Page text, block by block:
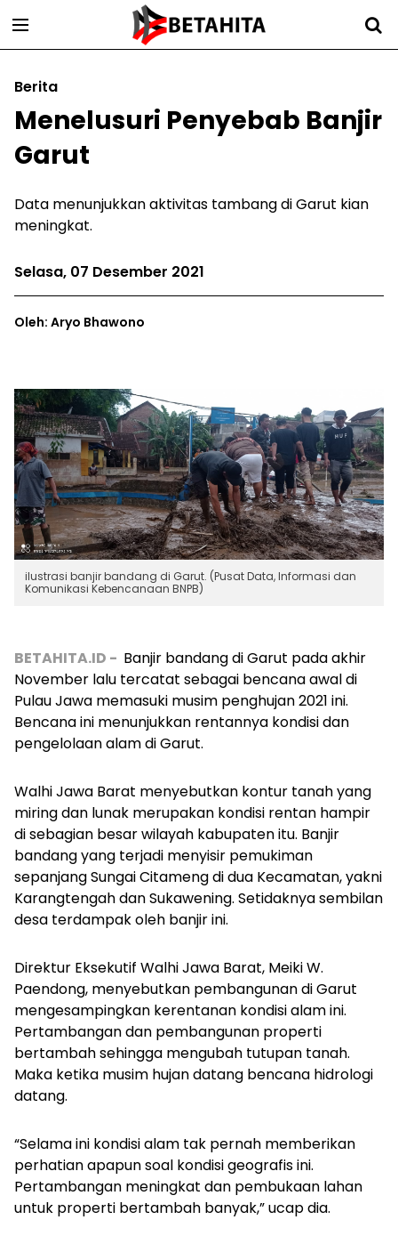
Berita
Menelusuri Penyebab Banjir
Garut
Data menunjukkan aktivitas tambang di Garut kian
meningkat.
Selasa, 07 Desember 2021
Oleh: Aryo Bhawono
ilustrasi banjir bandang di Garut. (Pusat Data, Informasi dan
Komunikasi Kebencanaan BNPB)
BETAHITA.ID - Banjir bandang di Garut pada akhir
November lalu tercatat sebagai bencana awal di
Pulau Jawa memasuki musim penghujan 2021 ini.
Bencana ini menunjukkan rentannya kondisi dan
pengelolaan alam di Garut.
Walhi Jawa Barat menyebutkan kontur tanah yang
miring dan lunak merupakan kondisi rentan hampir
di sebagian besar wilayah kabupaten itu. Banjir
bandang yang terjadi menyisir pemukiman
sepanjang Sungai Citameng di dua Kecamatan, yakni
Karangtengah dan Sukawening. Setidaknya sembilan
desa terdampak oleh banjir ini.
Direktur Eksekutif Walhi Jawa Barat, Meiki W.
Paendong, menyebutkan pembangunan di Garut
mengesampingkan kerentanan kondisi alam ini.
Pertambangan dan pembangunan properti
bertambah sehingga mengubah tutupan tanah.
Maka ketika musim hujan datang bencana hidrologi
datang.
“Selama ini kondisi alam tak pernah memberikan
perhatian apapun soal kondisi geografis ini.
Pertambangan meningkat dan pembukaan lahan
untuk properti bertambah banyak,” ucap dia.